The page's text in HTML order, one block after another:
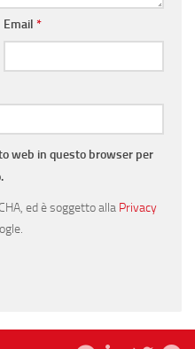
Email *
web in questo browser per
ed è soggetto alla Privacy